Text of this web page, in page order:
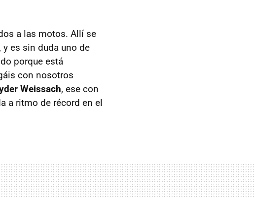
a las motos. Allí se
y es sin duda uno de
porque está
con nosotros
Weissach, ese con
a ritmo de récord en el